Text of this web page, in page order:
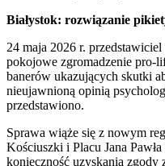
Białystok: rozwiązanie
24 maja 2026 r.
pokojowe zgromadzenie pro-
banerów ukazujących skutki
nieujawnioną opinią
przedstawiono.
Sprawa wiąże się z nowym
Kościuszki i Placu Jana
konieczność uzyskania zgody